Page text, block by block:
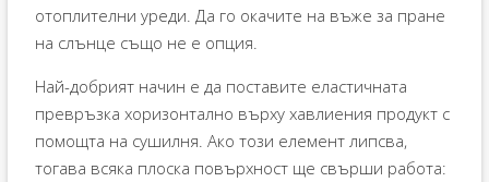
отоплителни уреди. Да го окачите на въже за пране
на слънце също не е опция.
Най-добрият начин е да поставите еластичната
превръзка хоризонтално върху хавлиения продукт с
помощта на сушилня. Ако този елемент липсва,
тогава всяка плоска повърхност ще свърши работа: